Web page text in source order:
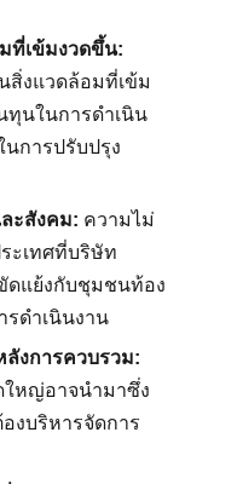
ที่เข้มงวดขึ้น:
สิ่งแวดล้อมที่เข้ม
ทุนในการดำเนิน
นการปรับปรุง
ละสังคม: ความไม่
ะเทศที่บริษัท
ดแย้งกับชุมชนท้อง
รดำเนินงาน
งการควบรวม:
ใหญ่อาจนำมาซึ่ง
งบริหารจัดการ